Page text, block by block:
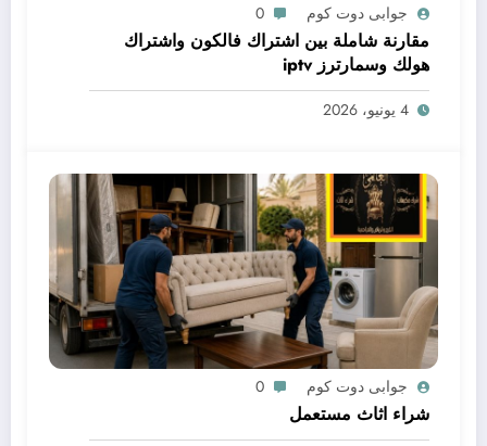
جوابى دوت كوم 0
مقارنة شاملة بين اشتراك فالكون واشتراك
هولك وسمارترز iptv
4 يونيو، 2026
جوابى دوت كوم 0
شراء اثاث مستعمل